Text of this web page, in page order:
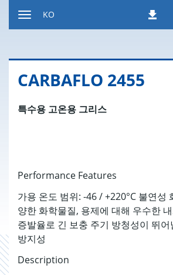
KO
CARBAFLO 2455
특수용 고온용 그리스
Performance Features
가용 온도 범위: -46 / +220°C 불연성
양한 화학물질, 용제에 대해 우수한
증발율로 긴 보충 주기 방청성이 뛰
방지성
Description